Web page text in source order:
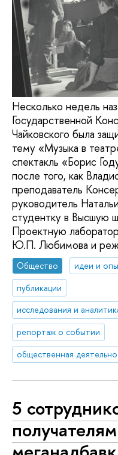
Несколько недель
Государственной
Чайковского была
тему «Музыка в
спектакль «Борис
после того, как
преподаватель
руководитель
студентку в Высшую
Проектную
Ю.П. Любимова и
Общество
идеи и
публикации
исследования и
репортаж о событии
общественная
5